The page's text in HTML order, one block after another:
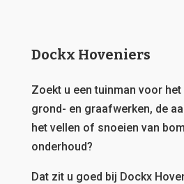
Dockx Hoveniers
Zoekt u een tuinman voor
grond- en graafwerken, de
het vellen of snoeien van
onderhoud?
Dat zit u goed bij Dockx